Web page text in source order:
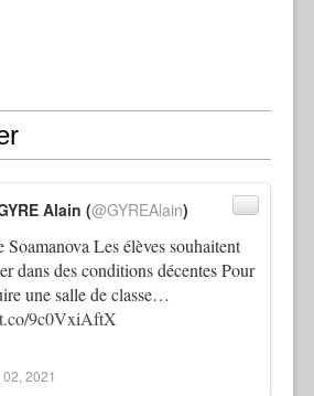
Soamanova Les élèves souhaitent
dans des conditions décentes Pour
une salle de classe…
9c0VxiAftX
Alain (@GYREAlain)
2021